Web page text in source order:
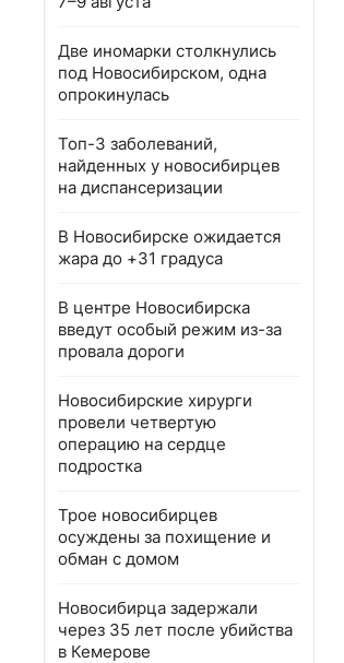
Две иномарки столкнулись
под Новосибирском, одна
опрокинулась
Топ-3 заболеваний,
найденных у новосибирцев
на диспансеризации
В Новосибирске ожидается
жара до +31 градуса
В центре Новосибирска
введут особый режим из-за
провала дороги
Новосибирские хирурги
провели четвертую
операцию на сердце
подростка
Трое новосибирцев
осуждены за похищение и
обман с домом
Новосибирца задержали
через 35 лет после убийства
в Кемерове